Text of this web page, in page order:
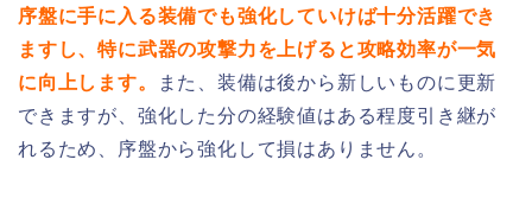
序盤に手に入る装備でも強化していけば十分活躍でき
ますし、特に武器の攻撃力を上げると攻略効率が一気
に向上します。
また、装備は後から新しいものに更新
できますが、強化した分の経験値はある程度引き継が
れるため、序盤から強化して損はありません。